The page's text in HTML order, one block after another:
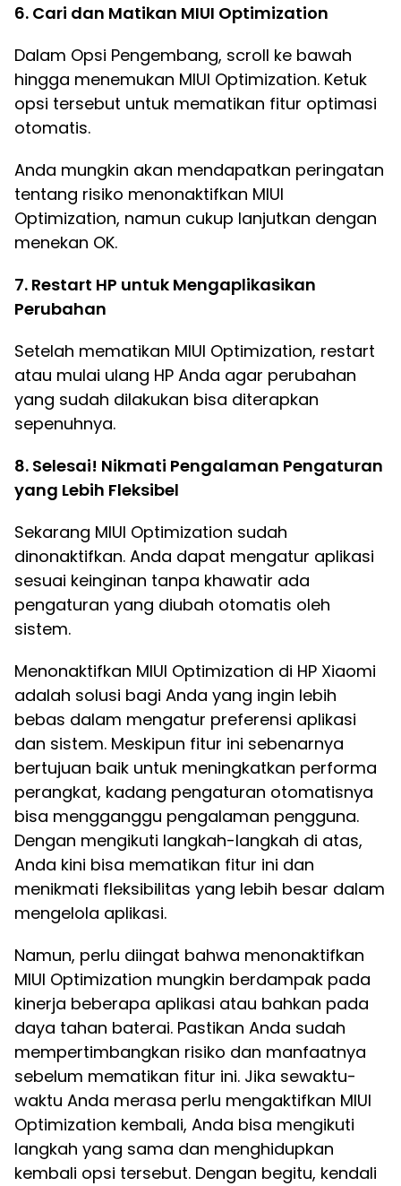
6. Cari dan Matikan MIUI Optimization
Dalam Opsi Pengembang, scroll ke bawah
hingga menemukan MIUI Optimization. Ketuk
opsi tersebut untuk mematikan fitur optimasi
otomatis.
Anda mungkin akan mendapatkan peringatan
tentang risiko menonaktifkan MIUI
Optimization, namun cukup lanjutkan dengan
menekan OK.
7. Restart HP untuk Mengaplikasikan
Perubahan
Setelah mematikan MIUI Optimization, restart
atau mulai ulang HP Anda agar perubahan
yang sudah dilakukan bisa diterapkan
sepenuhnya.
8. Selesai! Nikmati Pengalaman Pengaturan
yang Lebih Fleksibel
Sekarang MIUI Optimization sudah
dinonaktifkan. Anda dapat mengatur aplikasi
sesuai keinginan tanpa khawatir ada
pengaturan yang diubah otomatis oleh
sistem.
Menonaktifkan MIUI Optimization di HP Xiaomi
adalah solusi bagi Anda yang ingin lebih
bebas dalam mengatur preferensi aplikasi
dan sistem. Meskipun fitur ini sebenarnya
bertujuan baik untuk meningkatkan performa
perangkat, kadang pengaturan otomatisnya
bisa mengganggu pengalaman pengguna.
Dengan mengikuti langkah-langkah di atas,
Anda kini bisa mematikan fitur ini dan
menikmati fleksibilitas yang lebih besar dalam
mengelola aplikasi.
Namun, perlu diingat bahwa menonaktifkan
MIUI Optimization mungkin berdampak pada
kinerja beberapa aplikasi atau bahkan pada
daya tahan baterai. Pastikan Anda sudah
mempertimbangkan risiko dan manfaatnya
sebelum mematikan fitur ini. Jika sewaktu-
waktu Anda merasa perlu mengaktifkan MIUI
Optimization kembali, Anda bisa mengikuti
langkah yang sama dan menghidupkan
kembali opsi tersebut. Dengan begitu, kendali